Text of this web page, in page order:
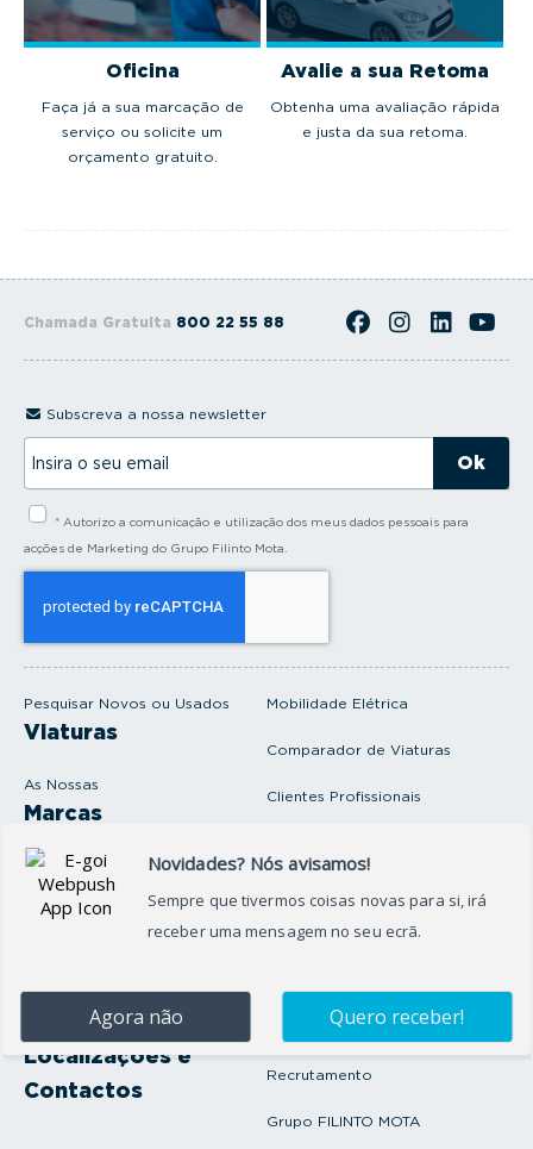
Oficina
Faça já a sua marcação de
serviço ou solicite um
orçamento gratuito.
Avalie a sua Retoma
Obtenha uma avaliação rápida
e justa da sua retoma.
Chamada Gratuita 800 22 55 88
Pesquisar Novos ou Usados
Viaturas
As Nossas
Marcas
Produtos e serviços
Oficina
Onde Estamos
Localizações e
Contactos
Mobilidade Elétrica
Comparador de Viaturas
Clientes Profissionais
Seguros Protector
Artigos e Notícias
Recrutamento
Grupo FILINTO MOTA
Subscreva a nossa newsletter
s
l
* Autorizo a comunicação e utilização dos meus dados pessoais para
acções de Marketing do Grupo Filinto Mota.